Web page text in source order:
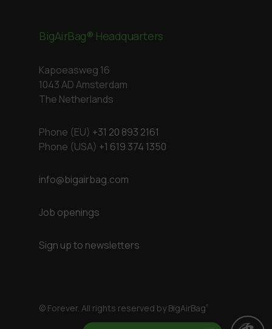
BigAirBag® Headquarters
Kapoeasweg 16
1043 AD Amsterdam
The Netherlands
Phone (EU) +31 20 893 2161
Phone (USA) +1 619 374 1350
info@bigairbag.com
Job openings
Sign up to newsletters
© Forever. All rights reserved by BigAirBag®